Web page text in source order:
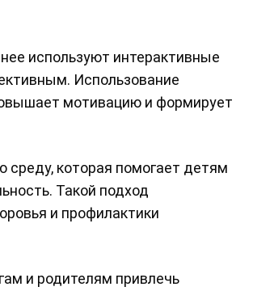
используют интерактивные
Использование
мотивацию и формирует
которая помогает детям
Такой подход
и профилактики
и родителям привлечь